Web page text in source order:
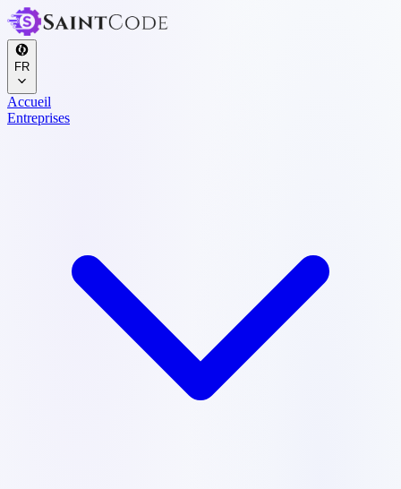
FR
Accueil
Entreprises